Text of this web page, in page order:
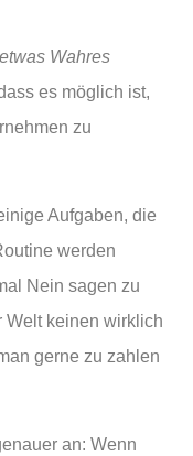
Wahres
es möglich ist,
zu
Aufgaben, die
werden
Nein sagen zu
Welt keinen wirklich
gerne zu zahlen
an: Wenn